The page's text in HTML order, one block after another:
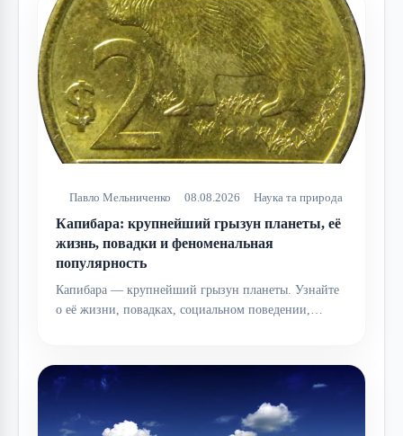
Павло Мельниченко 08.08.2026 Наука та природа
Капибара: крупнейший грызун планеты, её
жизнь, повадки и феноменальная
популярность
Капибара — крупнейший грызун планеты. Узнайте
о её жизни, повадках, социальном поведении,…